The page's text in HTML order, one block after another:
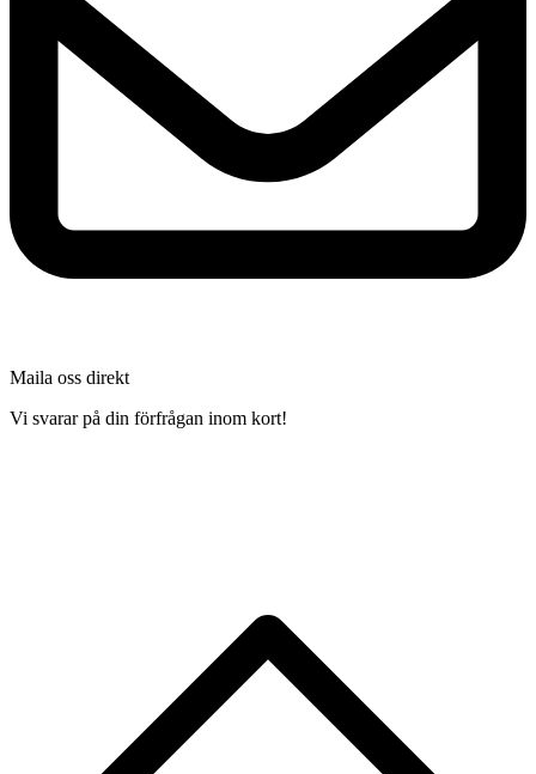
Maila oss direkt
Vi svarar på din förfrågan inom kort!